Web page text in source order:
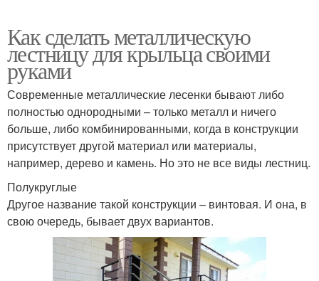
Как сделать металлическую
лестницу для крыльца своими
руками
Современные металлические лесенки бывают либо
полностью однородными – только металл и ничего
больше, либо комбинированными, когда в конструкции
присутствует другой материал или материалы,
например, дерево и камень. Но это не все виды лестниц.
Полукруглые
Другое название такой конструкции – винтовая. И она, в
свою очередь, бывает двух вариантов.